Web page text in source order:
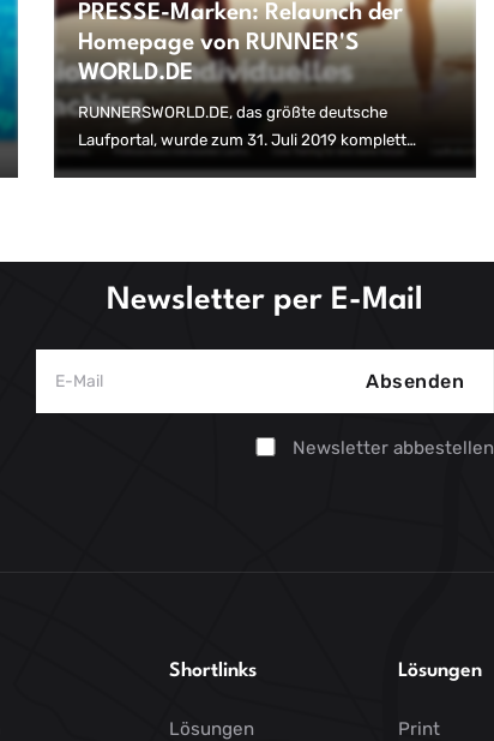
PRESSE-Marken: Relaunch der
Homepage von RUNNER'S
WORLD.DE
RUNNERSWORLD.DE, das größte deutsche
Laufportal, wurde zum 31. Juli 2019 komplett
überarbeitet. Direkt erlebbar wird das durch die
Newsletter per E-Mail
Absenden
Newsletter abbestellen
Shortlinks
Lösungen
Lösungen
Print